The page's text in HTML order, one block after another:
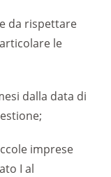
da rispettare
le
dalla data di
imprese
I al